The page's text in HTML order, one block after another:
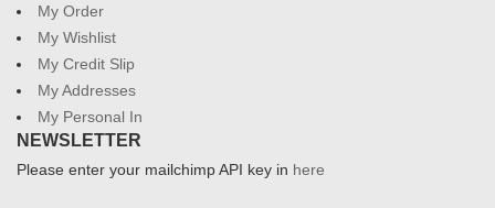
My Order
My Wishlist
My Credit Slip
My Addresses
My Personal In
NEWSLETTER
Please enter your mailchimp API key in here